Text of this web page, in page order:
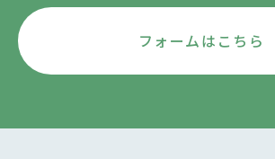
フォームはこちら